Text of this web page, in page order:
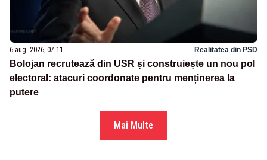
6 aug. 2026, 07:11 Realitatea din PSD
Bolojan recrutează din USR și construiește un nou pol
electoral: atacuri coordonate pentru menținerea la
putere
Mai Multe